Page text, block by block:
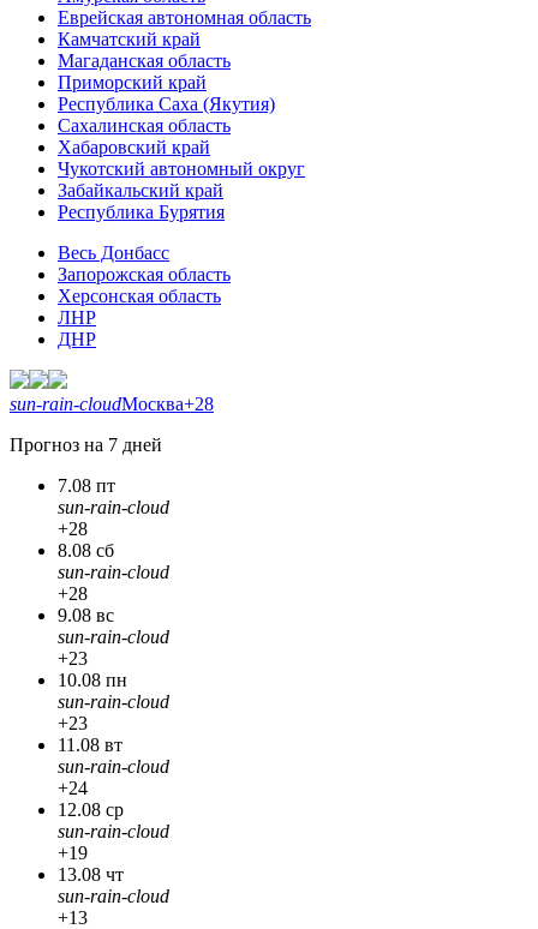
Еврейская автономная область
Камчатский край
Магаданская область
Приморский край
Республика Саха (Якутия)
Сахалинская область
Хабаровский край
Чукотский автономный округ
Забайкальский край
Республика Бурятия
Весь Донбасс
Запорожская область
Херсонская область
ЛНР
ДНР
sun-rain-cloudМосква+28
Прогноз на 7 дней
7.08 пт
sun-rain-cloud
+28
8.08 сб
sun-rain-cloud
+28
9.08 вс
sun-rain-cloud
+23
10.08 пн
sun-rain-cloud
+23
11.08 вт
sun-rain-cloud
+24
12.08 ср
sun-rain-cloud
+19
13.08 чт
sun-rain-cloud
+13